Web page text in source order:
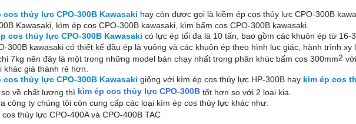
cos thủy lực CPO-300B Kawasaki hay còn được gọi là kiềm ép cos thủy lực CPO-300B
Kawasaki, kìm ép cos CPO-300B kawasaki, kìm bấm cos CPO-300B kawasaki.
cos thủy lực CPO-300B Kawasaki có lực ép tối đa là 10 tấn, bao gồm các khuôn ép từ 16-
300B kawasaki có thiết kế đầu ép là vuông và các khuôn ép theo hình lục giác, hành trình xy
7kg nên đây là một trong những model bán chạy nhất trong phân khúc bấm cos 300mm2
khác giá thành rẻ hơn.
cos thủy lực CPO-300B Kawasaki giống với kìm ép cos thủy lực HP-300B hay kìm ép cos
về chất lượng thì kìm ép cos thủy lực CPO-300B tốt hơn so với 2 loại kia.
công ty chúng tôi còn cung cấp các loại kìm ép cos thủy lực khác như:
cos thủy lực CPO-400A và CPO-400B TAC